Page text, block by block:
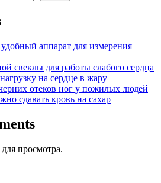
аппарат для измерения
свеклы для работы слабого сердца
на сердце в жару
отеков ног у пожилых людей
сдавать кровь на сахар
просмотра.